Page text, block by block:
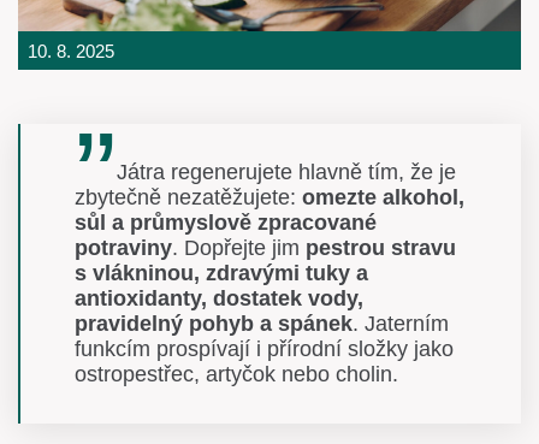
10. 8. 2025
Játra regenerujete hlavně tím, že je
zbytečně nezatěžujete: omezte alkohol,
sůl a průmyslově zpracované
potraviny. Dopřejte jim pestrou stravu
s vlákninou, zdravými tuky a
antioxidanty, dostatek vody,
pravidelný pohyb a spánek. Jaterním
funkcím prospívají i přírodní složky jako
ostropestřec, artyčok nebo cholin.